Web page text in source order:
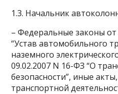
1.3. Начальник
– Федеральные законы от
“Устав автомобильного
наземного
09.02.2007 N 16-ФЗ “О
безопасности”, иные
транспортной